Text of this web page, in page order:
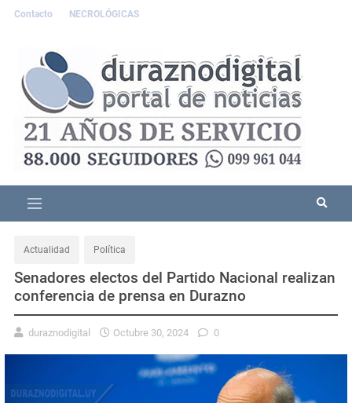
Contacto NECROLÓGICAS
Actualidad Política
Senadores electos del Partido Nacional realizan
conferencia de prensa en Durazno
duraznodigital Octubre 30, 2024 0